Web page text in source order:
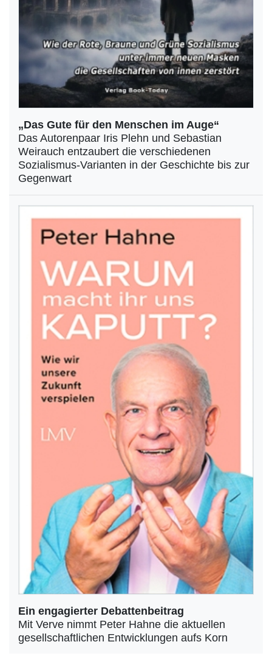
„Das Gute für den Menschen im Auge“
Das Autorenpaar Iris Plehn und Sebastian
Weirauch entzaubert die verschiedenen
Sozialismus-Varianten in der Geschichte bis zur
Gegenwart
Ein engagierter Debattenbeitrag
Mit Verve nimmt Peter Hahne die aktuellen
gesellschaftlichen Entwicklungen aufs Korn